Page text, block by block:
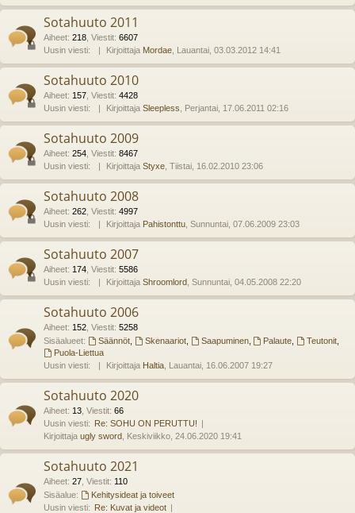
Sotahuuto 2011
Aiheet: 218 Viestit: 6607
Uusin viesti:
Kirjoittaja Mordae , Lauantai, 03.03.2012 14:41
Sotahuuto 2010
Aiheet: 157 Viestit: 4428
Uusin viesti:
Kirjoittaja Sleepless , Perjantai, 17.06.2011 02:16
Sotahuuto 2009
Aiheet: 254 Viestit: 8467
Uusin viesti:
Kirjoittaja Styxe , Tiistai, 16.02.2010 23:06
Sotahuuto 2008
Aiheet: 262 Viestit: 4997
Uusin viesti:
Kirjoittaja Pahistonttu , Sunnuntai, 07.06.2009 23:03
Sotahuuto 2007
Aiheet: 174 Viestit: 5586
Uusin viesti:
Kirjoittaja Shroomlord , Sunnuntai, 04.05.2008 22:20
Sotahuuto 2006
Aiheet: 152 Viestit: 5258
Sisäalueet:
Säännöt, Skenaariot, Saapuminen, Palaute Teutonit
Puola-Liettua
Uusin viesti:
Kirjoittaja Haltia , Lauantai, 16.06.2007 19:27
Sotahuuto 2020
Aiheet: 13 Viestit: 66
Uusin viesti: Re: SOHU ON PERUTTU!
Kirjoittaja ugly sword , Keskiviikko, 24.06.2020 19:41
Sotahuuto 2021
Aiheet: 27 Viestit: 110
Sisäalue:
Kehitysideat ja toiveet
Uusin viesti: Re: Kuvat ja videot